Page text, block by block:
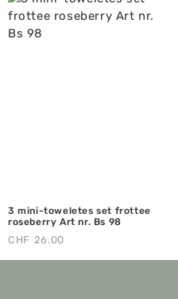
3 mini-toweletes set frottee
roseberry Art nr. Bs 98
CHF 26.00